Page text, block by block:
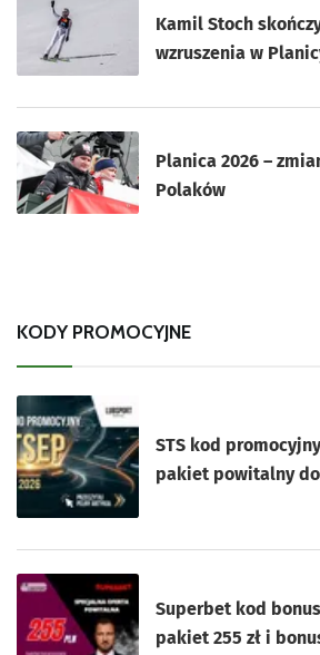
Kamil Stoch
wzruszenia w
Planica 2026 –
Polaków
KODY PROMOCYJNE
STS kod
pakiet powitalny do
Superbet kod
pakiet 255 zł i